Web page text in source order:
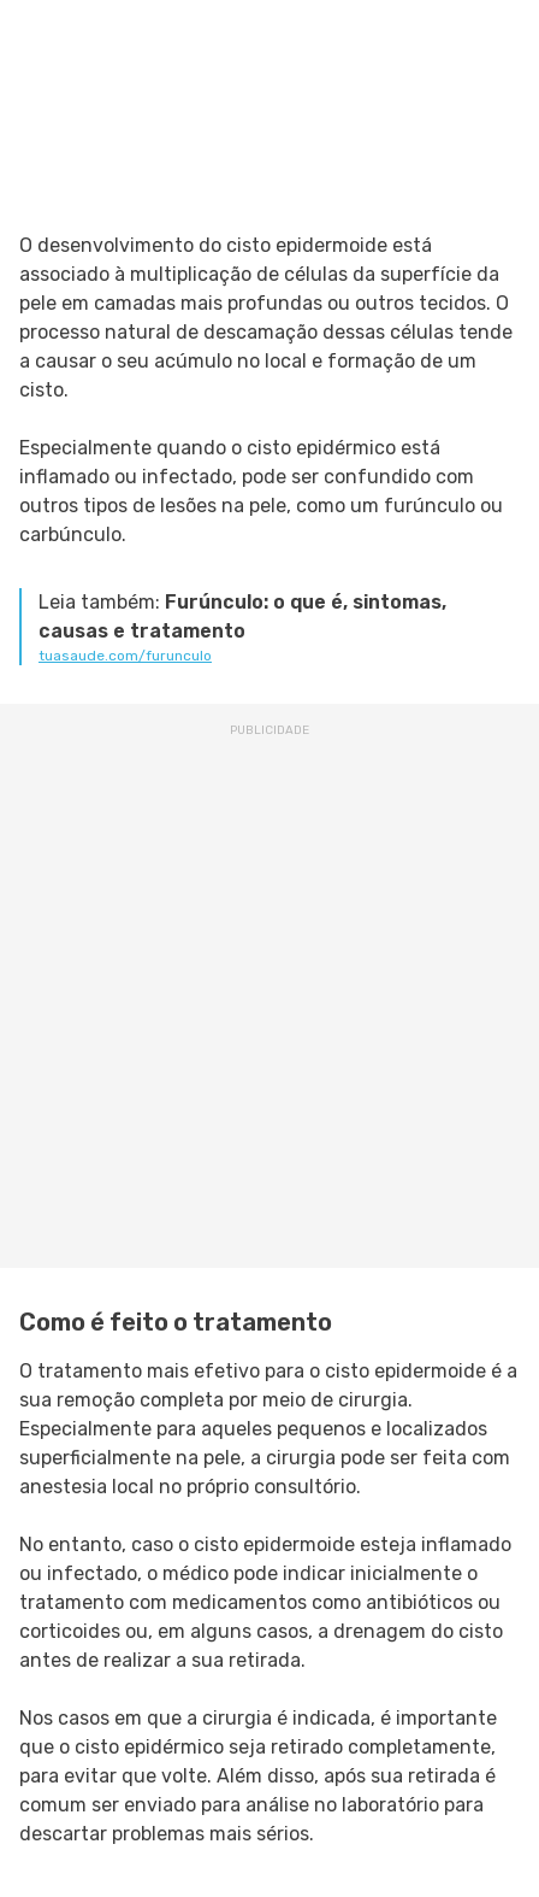
O desenvolvimento do cisto epidermoide está
associado à multiplicação de células da superfície da
pele em camadas mais profundas ou outros tecidos. O
processo natural de descamação dessas células tende
a causar o seu acúmulo no local e formação de um
cisto.
Especialmente quando o cisto epidérmico está
inflamado ou infectado, pode ser confundido com
outros tipos de lesões na pele, como um furúnculo ou
carbúnculo.
Leia também: Furúnculo: o que é, sintomas,
causas e tratamento
tuasaude.com/furunculo
Como é feito o tratamento
O tratamento mais efetivo para o cisto epidermoide é a
sua remoção completa por meio de cirurgia.
Especialmente para aqueles pequenos e localizados
superficialmente na pele, a cirurgia pode ser feita com
anestesia local no próprio consultório.
No entanto, caso o cisto epidermoide esteja inflamado
ou infectado, o médico pode indicar inicialmente o
tratamento com medicamentos como antibióticos ou
corticoides ou, em alguns casos, a drenagem do cisto
antes de realizar a sua retirada.
Nos casos em que a cirurgia é indicada, é importante
que o cisto epidérmico seja retirado completamente,
para evitar que volte. Além disso, após sua retirada é
comum ser enviado para análise no laboratório para
descartar problemas mais sérios.